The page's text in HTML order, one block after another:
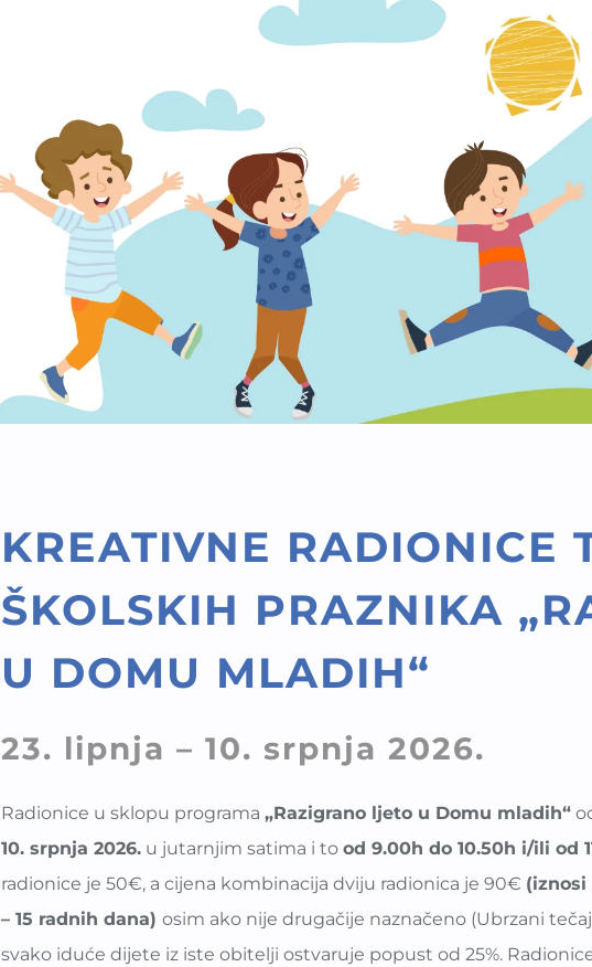
KREATIVNE RADIONICE
ŠKOLSKIH PRAZNIKA
U DOMU MLADIH“
23. lipnja – 10. srpnja 2026.
Radionice u sklopu programa „Razigrano ljeto u Domu mladih“
10. srpnja 2026.u jutarnjim satima i to od 9.00h do 10.50h i/ili od
radionice je 50€, a cijena kombinacija dviju radionica je 90€ (iznosi
– 15 radnih dana) osim ako nije drugačije naznačeno (Ubrzani
svako iduće dijete iz iste obitelji ostvaruje popust od 25%.